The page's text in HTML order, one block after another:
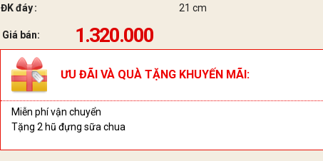
ĐK đáy
21 cm
Giá bán: 1.320.000
ƯU ĐÃI VÀ QUÀ TẶNG KHUYẾN MÃI:
Miễn phí vận chuyển
Tặng 2 hũ đựng sữa chua